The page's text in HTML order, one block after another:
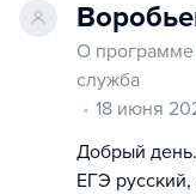
О программе
служба
18 июня
Добрый
ЕГЭ